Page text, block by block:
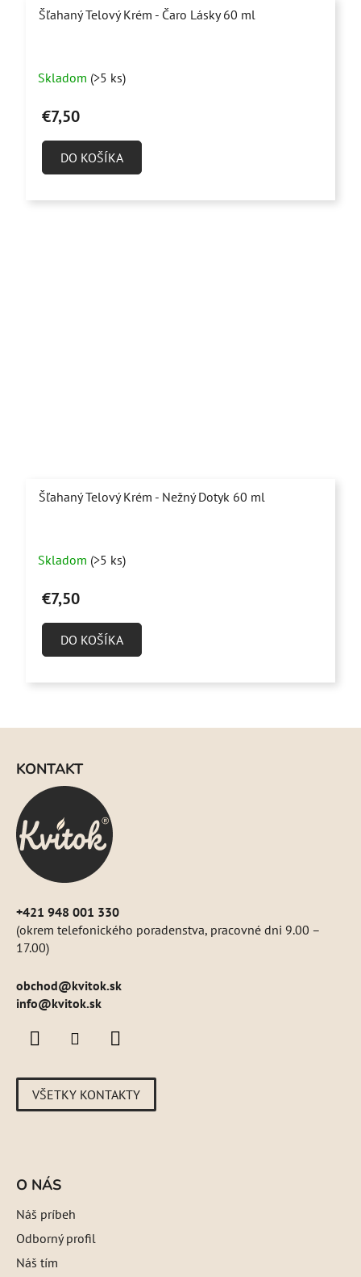
Šľahaný Telový Krém - Čaro Lásky 60 ml
hodnotenie
produktu
z
Skladom (>5 ks)
€7,50
DO KOŠÍKA
Šľahaný Telový Krém - Nežný Dotyk 60 ml
hodnotenie
produktu
z
Skladom (>5 ks)
€7,50
DO KOŠÍKA
KONTAKT
+421 948 001 330
(okrem telefonického poradenstva, pracovné dni 9.00 –
17.00)
obchod@kvitok.sk
info@kvitok.sk
VŠETKY KONTAKTY
O NÁS
Náš príbeh
Odborný profil
Náš tím